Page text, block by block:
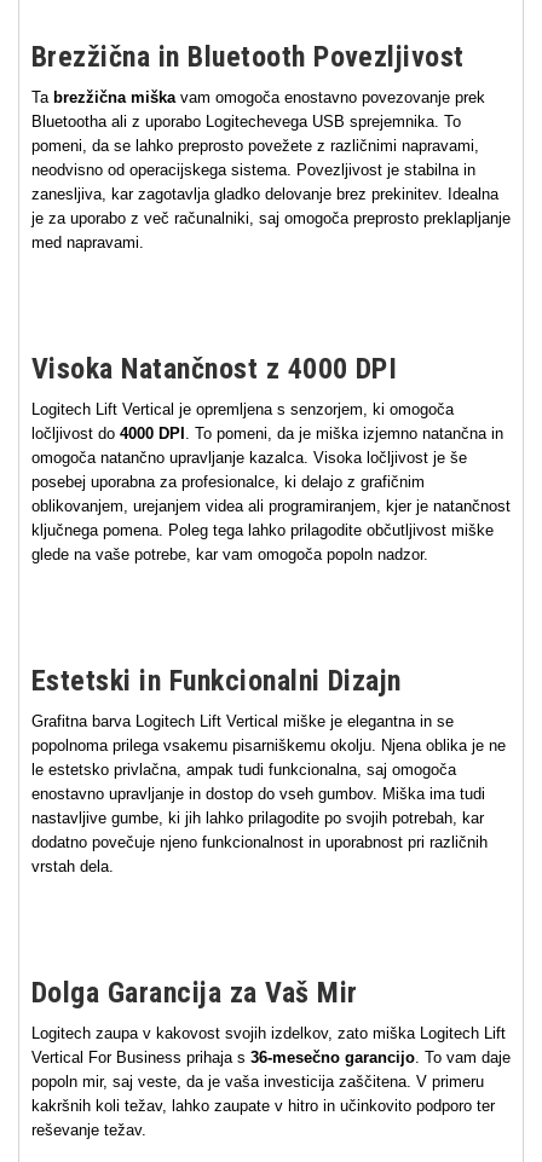
Brezžična in Bluetooth Povezljivost
Ta brezžična miškavam omogoča enostavno povezovanje prek
Bluetootha ali z uporabo Logitechevega USB sprejemnika. To
pomeni, da se lahko preprosto povežete z različnimi napravami,
neodvisno od operacijskega sistema. Povezljivost je stabilna in
zanesljiva, kar zagotavlja gladko delovanje brez prekinitev. Idealna
je za uporabo z več računalniki, saj omogoča preprosto preklapljanje
med napravami.
Visoka Natančnost z 4000 DPI
Logitech Lift Vertical je opremljena s senzorjem, ki omogoča
ločljivost do 4000 DPI . To pomeni, da je miška izjemno natančna in
omogoča natančno upravljanje kazalca. Visoka ločljivost je še
posebej uporabna za profesionalce, ki delajo z grafičnim
oblikovanjem, urejanjem videa ali programiranjem, kjer je natančnost
ključnega pomena. Poleg tega lahko prilagodite občutljivost miške
glede na vaše potrebe, kar vam omogoča popoln nadzor.
Estetski in Funkcionalni Dizajn
Grafitna barva Logitech Lift Vertical miške je elegantna in se
popolnoma prilega vsakemu pisarniškemu okolju. Njena oblika je ne
le estetsko privlačna, ampak tudi funkcionalna, saj omogoča
enostavno upravljanje in dostop do vseh gumbov. Miška ima tudi
nastavljive gumbe, ki jih lahko prilagodite po svojih potrebah, kar
dodatno povečuje njeno funkcionalnost in uporabnost pri različnih
vrstah dela.
Dolga Garancija za Vaš Mir
Logitech zaupa v kakovost svojih izdelkov, zato miška Logitech Lift
Vertical For Business prihaja s 36-mesečno garancijo. To vam daje
popoln mir, saj veste, da je vaša investicija zaščitena. V primeru
kakršnih koli težav, lahko zaupate v hitro in učinkovito podporo ter
reševanje težav.